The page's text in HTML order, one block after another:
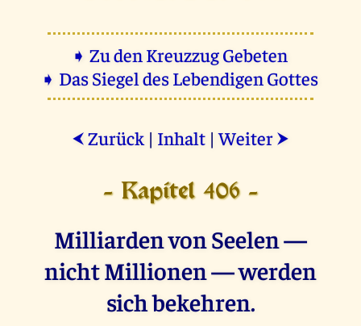
➧ Zu den Kreuzzug Gebeten
➧ Das Siegel des Lebendigen Gottes
⮜ Zurück | Inhalt |Weiter ⮞
- Kapitel 406 -
Milliarden von Seelen —
nicht Millionen — werden
sich bekehren.